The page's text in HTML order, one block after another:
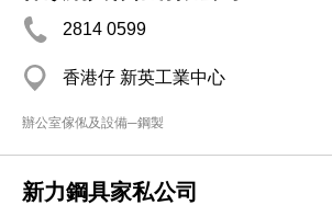
2814 0599
香港仔 新英工業中心
辦公室傢俬及設備─鋼製
新力鋼具家私公司